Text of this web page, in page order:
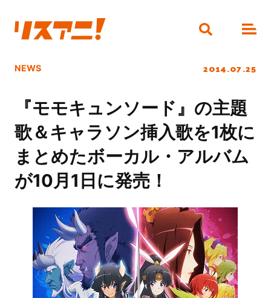
NEWS 2014.07.25
『モモキュンソード』の主題
歌＆キャラソン挿入歌を1枚に
まとめたボーカル・アルバム
が10月1日に発売！